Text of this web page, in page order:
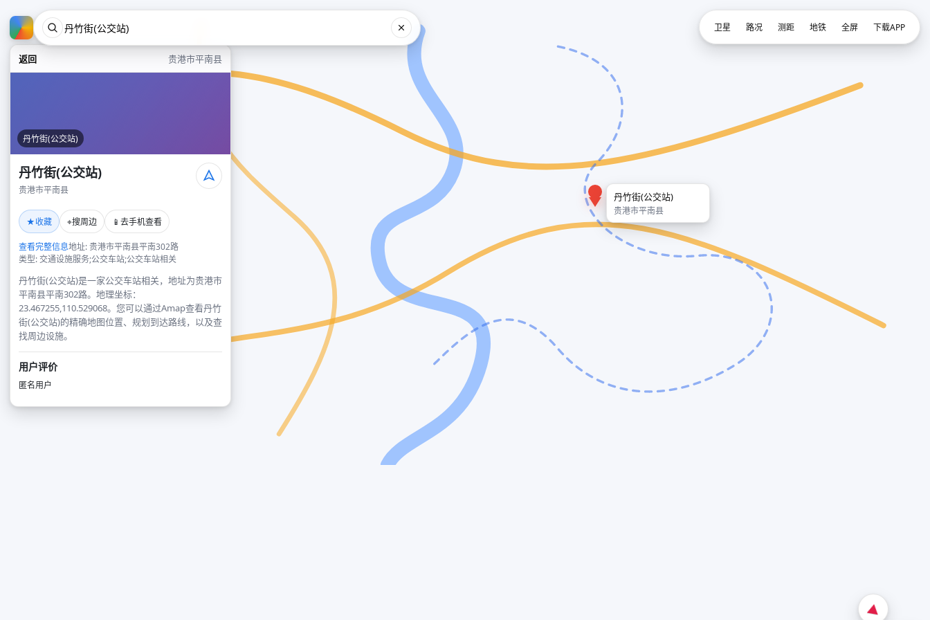
返回 贵港市平南县
丹竹街(公交站)
丹竹街(公交站)
贵港市平南县
★收藏 ⌖搜周边 📱 去手机查看
查看完整信息地址: 贵港市平南县平南302路
类型: 交通设施服务;公交车站;公交车站相关
丹竹街(公交站)是一家公交车站相关，地址为贵港市
平南县平南302路。地理坐标：
23.467255,110.529068。您可以通过Amap查看丹竹
街(公交站)的精确地图位置、规划到达路线，以及查
找周边设施。
用户评价
匿名用户
丹竹街(公交站)
贵港市平南县
卫星 路况 测距 地铁 全屏 下载APP